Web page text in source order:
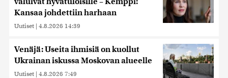
Kansaa johdettiin harhaan
Uutiset | 4.8.2026 14:39
Venäjä: Useita ihmisiä on kuollut
Ukrainan iskussa Moskovan alueelle
Uutiset | 4.8.2026 7:49